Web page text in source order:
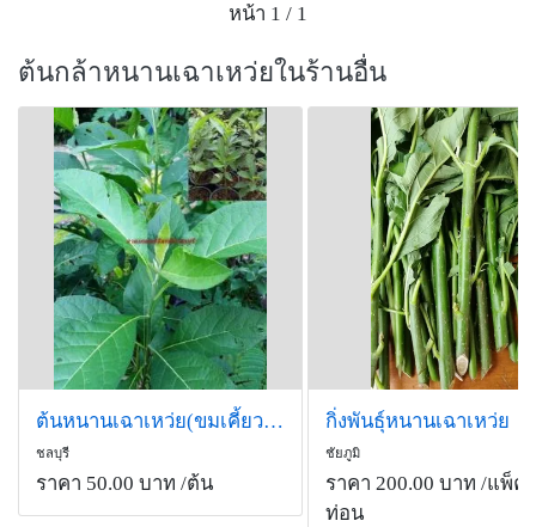
หนานเฉาเหว่ย เป็นไม้ยืนต้น สูง 6-8 เมตร ใบเป็นใบเดี่ยว
ออกเรียงสลับ รูปรี ปลายแหลม โคนป้านหรือเกือบมน ใบ
อ่อนและใบแก่มีรสขมจัดตามที่กล่าวข้างต้น ดอก ออก
เป็นช่อตามซอกใบและปลายยอด ดอกเป็นสีขาว “ผล”
ทรงกลม มีเมล็ด
ข้อมูลจาก http://www.thairath.co.th/content/442579
ต้นหนานเฉาเหว่ย, หนานเฟยเฉ่า, หนานเฟยซู่,ขายหนาน
เฉาเหว่ย,หนานเฉาเหว่ยลดความดัน,หนานเฉาเหว่ยลด
เบาหวาน,หนานเฉาเหว่ยใบสด,กิ่งหนานเฉาเหว่ย,ปลูก
หนานเฉาเหว่ย,จำหน่ายหนานเฉาเหว่ย,หนานเฉาเหว่ย
สมุนไพรจีน,หนานเฉาเหว่ยรักษาโรค,สมุนไพรหนานเฉา
เหว่ย,ขายต้นสมุนไพรหนานเฉาเหว่ย,หนานเฉาเหว่ยว่าน
หางจระเข้,หนานเฉาเหว่ยแก้ปวดเมื่อย,หนานเฉาเหว่ย
ตำราจีน,หนานเฉาเหว่ย เคี้ยวสด,ขายใบสดหนานเฉาเหว่
ย,ผงหนานเฉาเหว่ย,ใบแห้งหนานเฉาเหว่ย,ชาหนานเฉา
เหว่ย,รากหนานเฉาเหว่ย,หนานเฉาเหว่ย รักษา
หน้า 1 / 1
ต้นกล้าหนานเฉาเหว่ยในร้านอื่น
ต้นหนานเฉาเหว่ย(ขมเคี้ยวจนหวานรักษาโรค)
ชลบุรี
ราคา 50.00 บาท /ต้น
กิ่งพันธุ์หนานเฉาเหว่ย
ชัยภูมิ
ราคา 200.00 บาท /แพ็ค
ท่อน